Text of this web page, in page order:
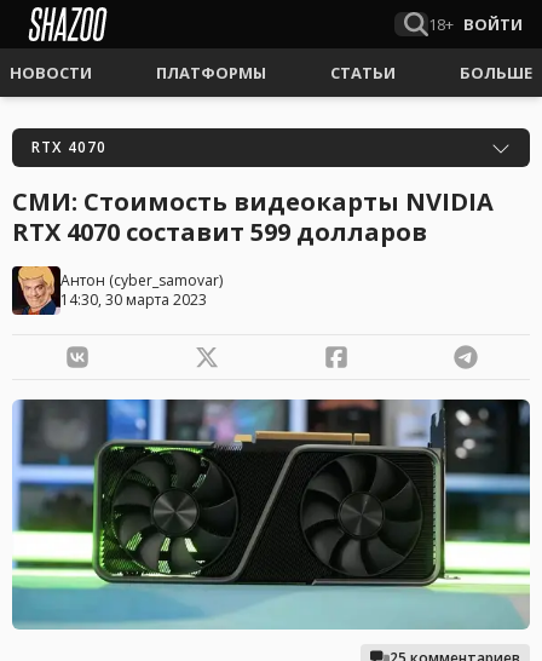
18+ ВОЙТИ
НОВОСТИ ПЛАТФОРМЫ СТАТЬИ БОЛЬШЕ
RTX 4070
СМИ: Стоимость видеокарты NVIDIA
RTX 4070 составит 599 долларов
Антон (cyber_samovar)
14:30, 30 марта 2023